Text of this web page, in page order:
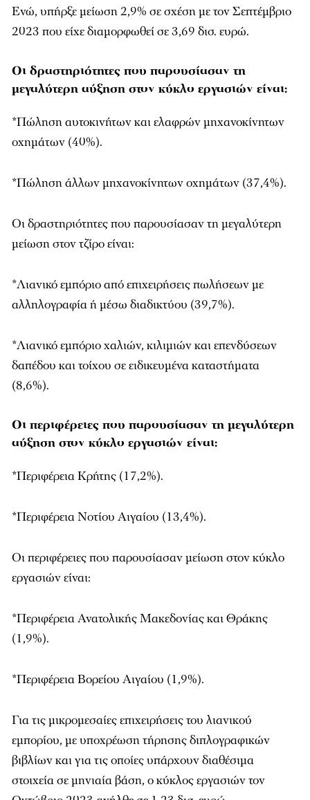
Ενώ, υπήρξε μείωση 2,9% σε σχέση με τον Σεπτέμβριο
2023 που είχε διαμορφωθεί σε 3,69 δισ. ευρώ.
Οι δραστηριότητες που παρουσίασαν τη
μεγαλύτερη αύξηση στον κύκλο εργασιών είναι:
*Πώληση αυτοκινήτων και ελαφρών μηχανοκίνητων
οχημάτων (40%).
*Πώληση άλλων μηχανοκίνητων οχημάτων (37,4%).
Οι δραστηριότητες που παρουσίασαν τη μεγαλύτερη
μείωση στον τζίρο είναι:
*Λιανικό εμπόριο από επιχειρήσεις πωλήσεων με
αλληλογραφία ή μέσω διαδικτύου (39,7%).
*Λιανικό εμπόριο χαλιών, κιλιμιών και επενδύσεων
δαπέδου και τοίχου σε ειδικευμένα καταστήματα
(8,6%).
Οι περιφέρειες που παρουσίασαν τη μεγαλύτερη
αύξηση στον κύκλο εργασιών είναι:
*Περιφέρεια Κρήτης (17,2%).
*Περιφέρεια Νοτίου Αιγαίου (13,4%).
Οι περιφέρειες που παρουσίασαν μείωση στον κύκλο
εργασιών είναι:
*Περιφέρεια Ανατολικής Μακεδονίας και Θράκης
(1,9%).
*Περιφέρεια Βορείου Αιγαίου (1,9%).
Για τις μικρομεσαίες επιχειρήσεις του λιανικού
εμπορίου, με υποχρέωση τήρησης διπλογραφικών
βιβλίων και για τις οποίες υπάρχουν διαθέσιμα
στοιχεία σε μηνιαία βάση, ο κύκλος εργασιών τον